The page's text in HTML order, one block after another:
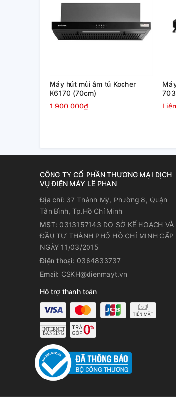
Lưới lọc bằng nhôm dày dặn & đèn
Motor và các linh kiện bên trong đảm
nhôm dày dặn chắn được hầu hết
thiết kế dễ dàng tháo rời giúp bạn dễ
Bảng điều khiển cảm ứng cùng màn
Bảng điều khiển nằm ngay trước tầm
hình LED hiển thị rõ ràng, dễ quan sát,
Máy hút mùi âm tủ Kocher
K6170 (70cm)
1.900.000₫
703
CÔNG TY CỔ PHẦN THƯƠNG MẠI DỊCH
VỤ ĐIỆN MÁY LÊ PHAN
Địa chỉ: 37 Thành Mỹ, Phường 8, Quận
Tân Bình, Tp.Hồ Chí Minh
MST: 0313157143 DO SỞ KẾ HOẠCH VÀ
ĐẦU TƯ THÀNH PHỐ HỒ CHÍ MINH CẤP
NGÀY 11/03/2015
Điện thoại: 0364833737
Email: CSKH@dienmayt.vn
Hỗ trợ thanh toán